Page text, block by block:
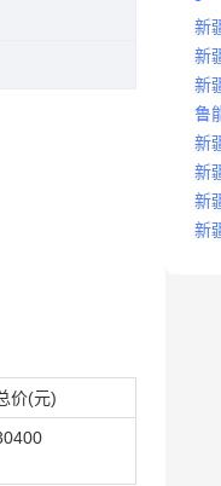
价(元)
新
新
新
鲁
新
新
新
新